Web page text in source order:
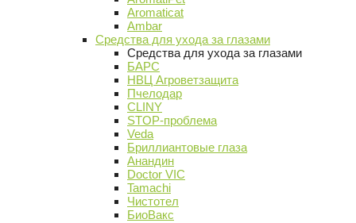
Aromaticat
Ambar
Средства для ухода за глазами
Средства для ухода за глазами
БАРС
НВЦ Агроветзащита
Пчелодар
CLINY
STOP-проблема
Veda
Бриллиантовые глаза
Анандин
Doctor VIC
Tamachi
Чистотел
БиоВакс